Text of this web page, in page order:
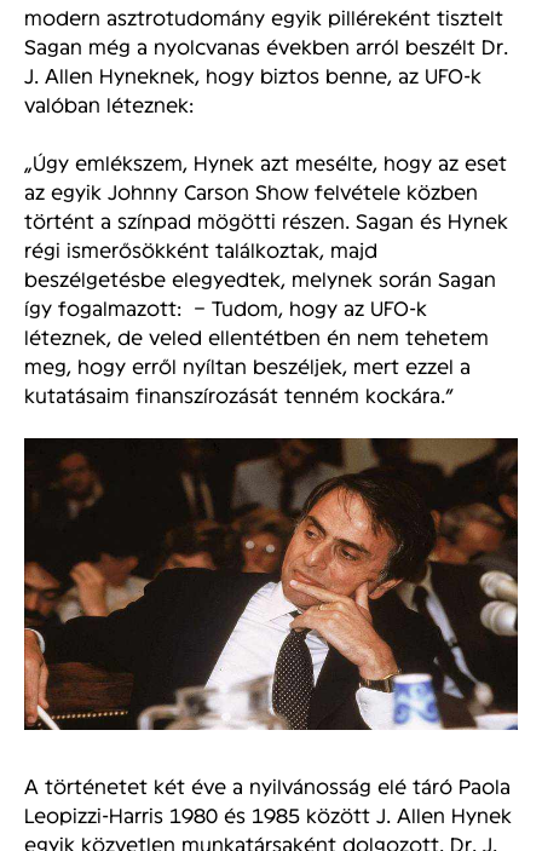
modern asztrotudomány egyik pilléreként tisztelt
Sagan még a nyolcvanas években arról beszélt Dr.
J. Allen Hyneknek, hogy biztos benne, az UFO-k
valóban léteznek:
„Úgy emlékszem, Hynek azt mesélte, hogy az eset
az egyik Johnny Carson Show felvétele közben
történt a színpad mögötti részen. Sagan és Hynek
régi ismerősökként találkoztak, majd
beszélgetésbe elegyedtek, melynek során Sagan
így fogalmazott: – Tudom, hogy az UFO-k
léteznek, de veled ellentétben én nem tehetem
meg, hogy erről nyíltan beszéljek, mert ezzel a
kutatásaim finanszírozását tenném kockára.”
A történetet két éve a nyilvánosság elé táró Paola
Leopizzi-Harris 1980 és 1985 között J. Allen Hynek
egyik közvetlen munkatársaként dolgozott. Dr. J.